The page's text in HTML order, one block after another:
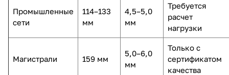
Промышленные
сети
114–133
мм
4,5–5,0
мм
Требуется
расчет
нагрузки
Магистрали 159 мм
5,0–6,0
мм
Только с
сертификатом
качества